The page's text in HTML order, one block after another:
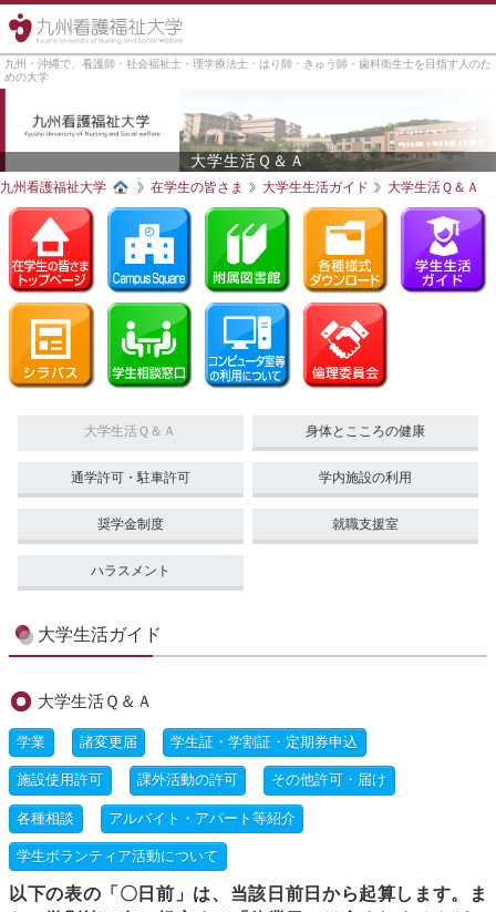
九州・沖縄で、看護師・社会福祉士・理学療法士・はり師・きゅう師・歯科衛生士を目指す人のた
めの大学
大学生活Ｑ＆Ａ
九州看護福祉大学 在学生の皆さま 大学生生活ガイド 大学生活Ｑ＆Ａ
大学生活Ｑ＆Ａ 身体とこころの健康
通学許可・駐車許可 学内施設の利用
奨学金制度 就職支援室
ハラスメント
大学生活ガイド
大学生活Ｑ＆Ａ
学業 諸変更届 学生証・学割証・定期券申込
施設使用許可 課外活動の許可 その他許可・届け
各種相談 アルバイト・アパート等紹介
学生ボランティア活動について
以下の表の「〇日前」は、当該日前日から起算します。ま